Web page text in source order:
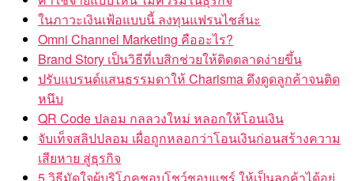
ในภาวะเงินเฟ้อแบบนี้ ลงทุนแฟรนไชส์นะ
Omni Channel Marketing คืออะไร?
Brand Story เป็นวิธีที่เบสิกช่วยให้ติดตลาดง่ายขึ้น
ปรับแบรนด์แสนธรรมดาให้ Charisma ดึงดูดลูกค้าจนติด
หนึบ
QR Code ปลอม กลลวงใหม่ หลอกให้โอนเงิน
จับเท็จสลิปปลอม เผื่อถูกหลอกว่าโอนเงินก่อนสร้างความ
เสียหาย สู่ธุรกิจ
5 วิธีมัดใจผู้บริโภคชอบโชว์ชอบแชร์ ให้เป็นลูกค้าได้อยู่